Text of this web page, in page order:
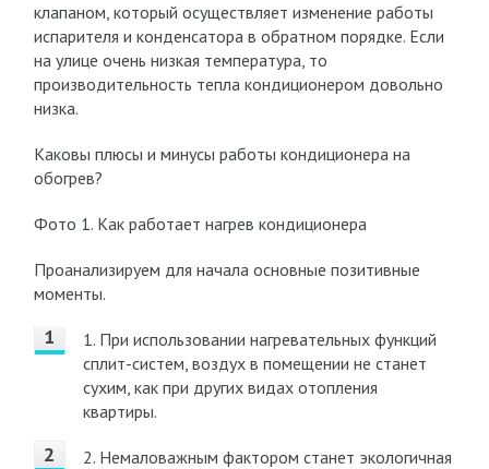
клапаном, который осуществляет изменение работы
испарителя и конденсатора в обратном порядке. Если
на улице очень низкая температура, то
производительность тепла кондиционером довольно
низка.
Каковы плюсы и минусы работы кондиционера на
обогрев?
Фото 1. Как работает нагрев кондиционера
Проанализируем для начала основные позитивные
моменты.
1. При использовании нагревательных функций
сплит-систем, воздух в помещении не станет
сухим, как при других видах отопления
квартиры.
2. Немаловажным фактором станет экологичная